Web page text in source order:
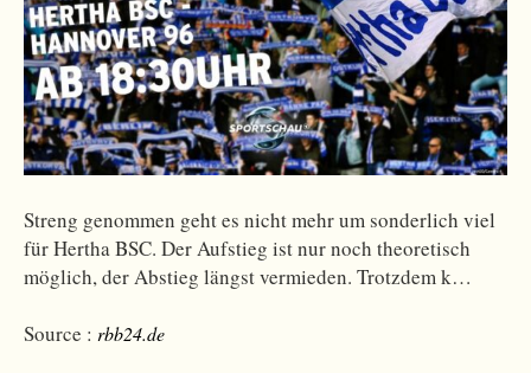
Streng genommen geht es nicht mehr um sonderlich viel
für Hertha BSC. Der Aufstieg ist nur noch theoretisch
möglich, der Abstieg längst vermieden. Trotzdem k…
Source : rbb24.de